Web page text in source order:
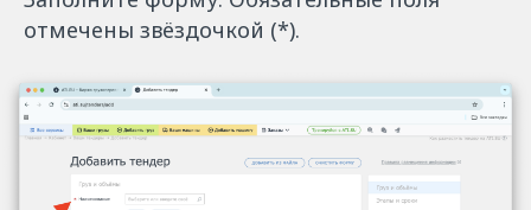
отмечены звёздочкой (*).